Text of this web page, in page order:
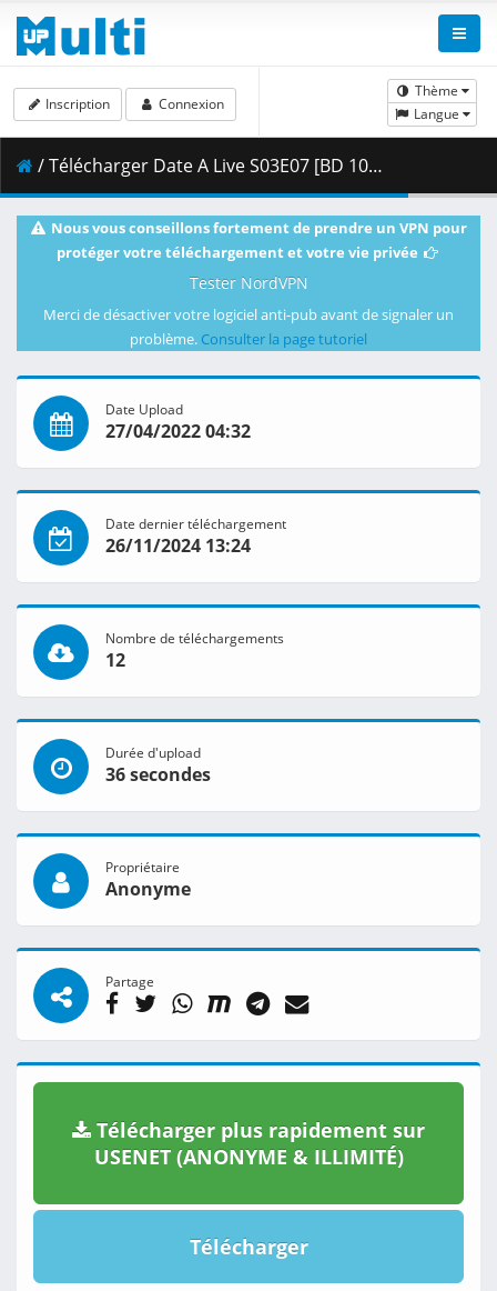
Thème
Langue
Inscription Connexion
/ Télécharger Date A Live S03E07 [BD 1080p HEVC 10bit FLAC] [Dual-Audio].mkv.002 ( 473.82 MB )
Nous vous conseillons fortement de prendre un VPN pour
protéger votre téléchargement et votre vie privée
Tester NordVPN
Merci de désactiver votre logiciel anti-pub avant de signaler un
problème. Consulter la page tutoriel
Date Upload
27/04/2022 04:32
Date dernier téléchargement
26/11/2024 13:24
Nombre de téléchargements
12
Durée d'upload
36 secondes
Propriétaire
Anonyme
Partage
Télécharger plus rapidement sur
USENET (ANONYME & ILLIMITÉ)
Télécharger